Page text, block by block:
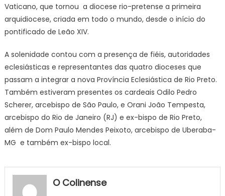
Vaticano, que tornou a diocese rio-pretense a primeira
arquidiocese, criada em todo o mundo, desde o início do
pontificado de Leão XIV.
A solenidade contou com a presença de fiéis, autoridades
eclesiásticas e representantes das quatro dioceses que
passam a integrar a nova Província Eclesiástica de Rio Preto.
Também estiveram presentes os cardeais Odilo Pedro
Scherer, arcebispo de São Paulo, e Orani João Tempesta,
arcebispo do Rio de Janeiro (RJ) e ex-bispo de Rio Preto,
além de Dom Paulo Mendes Peixoto, arcebispo de Uberaba-
MG e também ex-bispo local.
O Colinense